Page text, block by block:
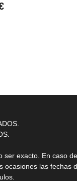
ser exacto. En caso
ocasiones las fechas